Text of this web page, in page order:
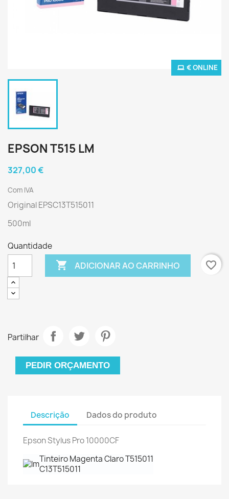
€ ONLINE
EPSON T515 LM
327,00 €
Com IVA
Original EPSC13T515011
500ml
Quantidade
 ADICIONAR AO CARRINHO favorite_border
Partilhar
PEDIR ORÇAMENTO
Descrição Dados do produto
Epson Stylus Pro 10000CF
Tinteiro Magenta Claro T515011
C13T515011